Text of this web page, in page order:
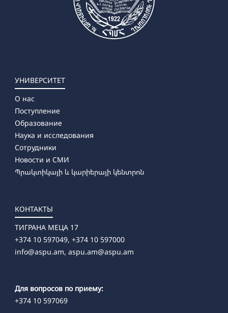
УНИВЕРСИТЕТ
О нас
Поступление
Образование
Наука и исследования
Сотрудники
Новости и СМИ
Պրակտիկայի և կարիերայի կենտրոն
КОНТАКТЫ
ТИГРАНА МЕЦА 17
+374 10 597049, +374 10 597000
info@aspu.am, aspu.am@aspu.am
Для вопросов по приему:
+374 10 597069